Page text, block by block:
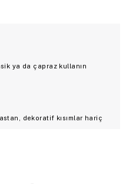
ya da çapraz kullanın
dekoratif kısımlar hariç